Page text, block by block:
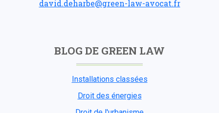
david.deharbe@green-law-avocat.fr
BLOG DE GREEN LAW
Installations classées
Droit des énergies